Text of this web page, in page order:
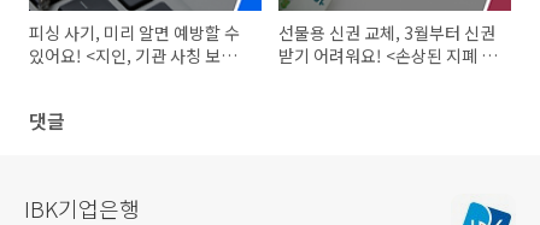
피싱 사기, 미리 알면 예방할 수
있어요! <지인, 기관 사칭 보이
선물용 신권 교체, 3월부터 신권
받기 어려워요! <손상된 지폐 교
댓글
IBK기업은행